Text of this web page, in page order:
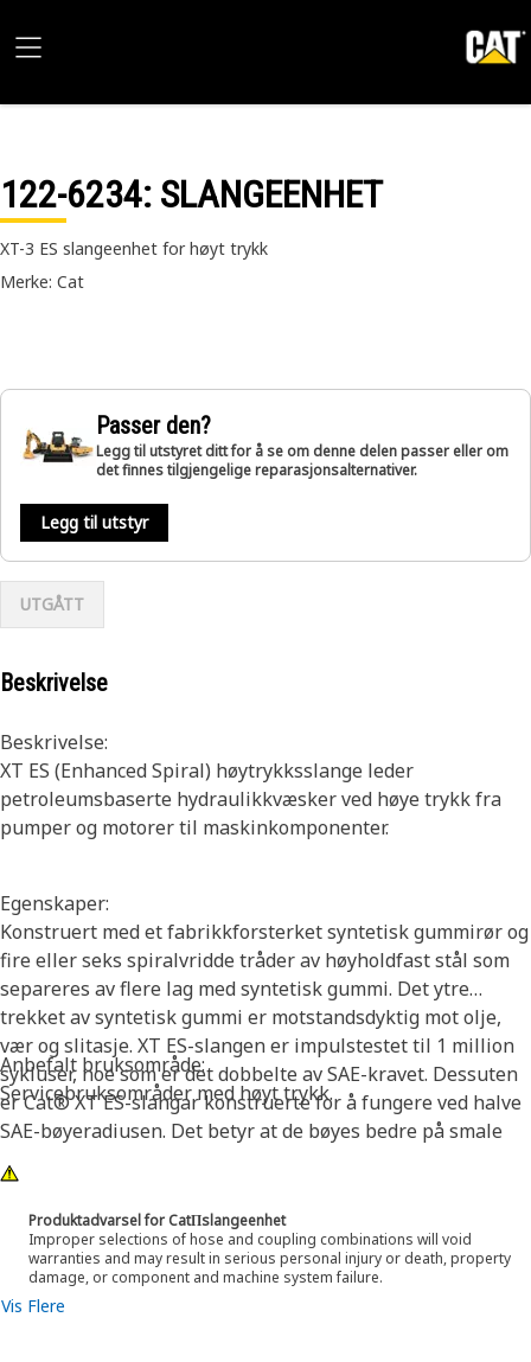
122-6234: SLANGEENHET
XT-3 ES slangeenhet for høyt trykk
Merke: Cat
Passer den?
Legg til utstyret ditt for å se om denne delen passer eller om
det finnes tilgjengelige reparasjonsalternativer.
Legg til utstyr
UTGÅTT
Beskrivelse
Beskrivelse:
XT ES (Enhanced Spiral) høytrykksslange leder
petroleumsbaserte hydraulikkvæsker ved høye trykk fra
pumper og motorer til maskinkomponenter.
Egenskaper:
Konstruert med et fabrikkforsterket syntetisk gummirør og
fire eller seks spiralvridde tråder av høyholdfast stål som
separeres av flere lag med syntetisk gummi. Det ytre
trekket av syntetisk gummi er motstandsdyktig mot olje,
vær og slitasje. XT ES-slangen er impulstestet til 1 million
sykluser, noe som er det dobbelte av SAE-kravet. Dessuten
er Cat® XT ES-slangar konstruerte for å fungere ved halve
SAE-bøyeradiusen. Det betyr at de bøyes bedre på smale
steder, og det reduserer slangelengdekravene betydelig.
Disse egenskapene forenkler installasjonen og gir lang
levetid og enestående driftssikkerhet
Anbefalt bruksområde:
Servicebruksområder med høyt trykk.
Produktadvarsel for CatΠslangeenhet
Improper selections of hose and coupling combinations will void
warranties and may result in serious personal injury or death, property
damage, or component and machine system failure.
Vis Flere